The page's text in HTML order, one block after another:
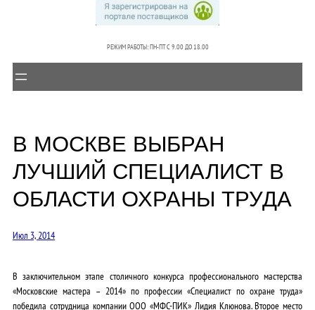
РЕЖИМ РАБОТЫ: ПН-ПТ C 9.00 ДО 18.00
В МОСКВЕ ВЫБРАН
ЛУЧШИЙ СПЕЦИАЛИСТ В
ОБЛАСТИ ОХРАНЫ ТРУДА
Июл 3, 2014
В заключительном этапе столичного конкурса профессионального мастерства
«Московские мастера – 2014» по профессии «Специалист по охране труда»
победила сотрудница компании ООО «МФС-ПИК» Лидия Клюнова. Второе место